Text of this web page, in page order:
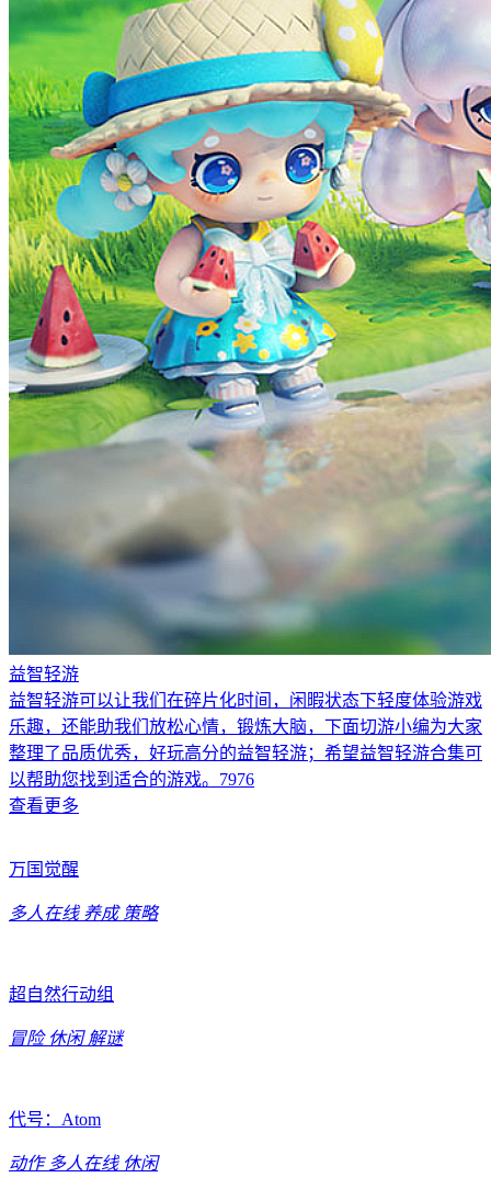
益智轻游
益智轻游可以让我们在碎片化时间，闲暇状态下轻度体验游戏
乐趣，还能助我们放松心情，锻炼大脑，下面切游小编为大家
整理了品质优秀，好玩高分的益智轻游；希望益智轻游合集可
以帮助您找到适合的游戏。7976
查看更多
万国觉醒
多人在线 养成 策略
超自然行动组
冒险 休闲 解谜
代号：Atom
动作 多人在线 休闲